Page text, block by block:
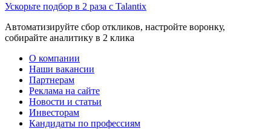
Ускорьте подбор в 2 раза с Talantix
Автоматизируйте сбор откликов, настройте воронку,
собирайте аналитику в 2 клика
О компании
Наши вакансии
Партнерам
Реклама на сайте
Новости и статьи
Инвесторам
Кандидаты по профессиям